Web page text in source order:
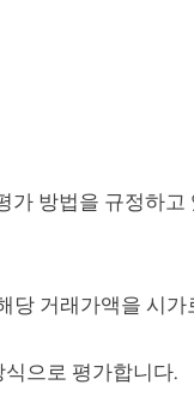
가 방법을 규정하고
당 거래가액을 시가
으로 평가합니다.